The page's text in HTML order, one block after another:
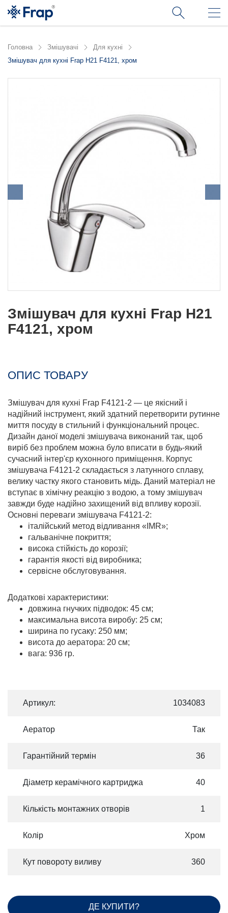
Головна Змішувачі
Для кухні
Змішувач для кухні Frap H21 F4121, хром
Змішувач для кухні Frap H21
F4121, хром
ОПИС ТОВАРУ
Змішувач для кухні Frap F4121-2 — це якісний і
надійний інструмент, який здатний перетворити рутинне
миття посуду в стильний і функціональний процес.
Дизайн даної моделі змішувача виконаний так, щоб
виріб без проблем можна було вписати в будь-який
сучасний інтер'єр кухонного приміщення. Корпус
змішувача F4121-2 складається з латунного сплаву,
велику частку якого становить мідь. Даний матеріал не
вступає в хімічну реакцію з водою, а тому змішувач
завжди буде надійно захищений від впливу корозії.
Основні переваги змішувача F4121-2:
італійський метод відливання «IMR»;
гальванічне покриття;
висока стійкість до корозії;
гарантія якості від виробника;
сервісне обслуговування.
Додаткові характеристики:
довжина гнучких підводок: 45 см;
максимальна висота виробу: 25 см;
ширина по гусаку: 250 мм;
висота до аератора: 20 см;
вага: 936 гр.
Артикул: 1034083
Аератор Так
Гарантійний термін 36
Діаметр керамічного картриджа 40
Кількість монтажних отворів 1
Колір Хром
Кут повороту виливу 360
ДЕ КУПИТИ?